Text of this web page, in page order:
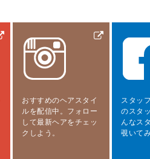
おすすめのヘアスタイ
ルを配信中。フォロー
して最新ヘアをチェッ
クしよう。
スタッ
のスタ
んなス
覗いて